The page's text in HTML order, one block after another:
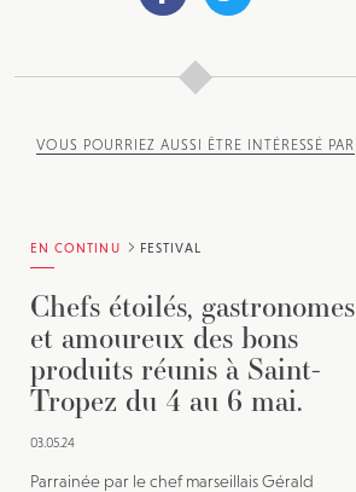
VOUS POURRIEZ AUSSI ÊTRE INTÉRESSÉ PAR
EN CONTINU FESTIVAL
Chefs étoilés, gastronomes
et amoureux des bons
produits réunis à Saint-
Tropez du 4 au 6 mai.
03.05.24
Parrainée par le chef marseillais Gérald